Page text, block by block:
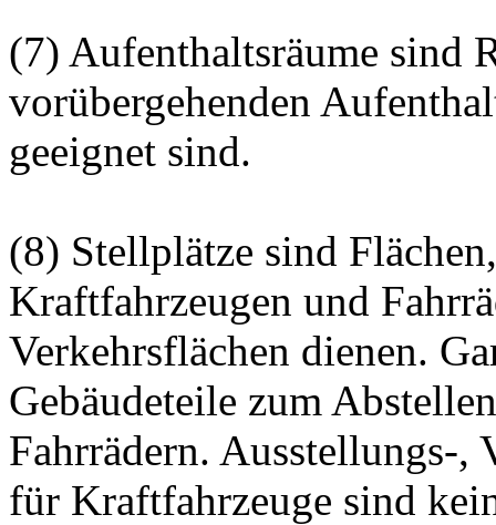
(7) Aufenthaltsräume sind
vorübergehenden
geeignet sind.
(8) Stellplätze sind
Kraftfahrzeugen und
Verkehrsflächen dienen.
Gebäudeteile zum
Fahrrädern. Ausstellungs-,
für Kraftfahrzeuge sind